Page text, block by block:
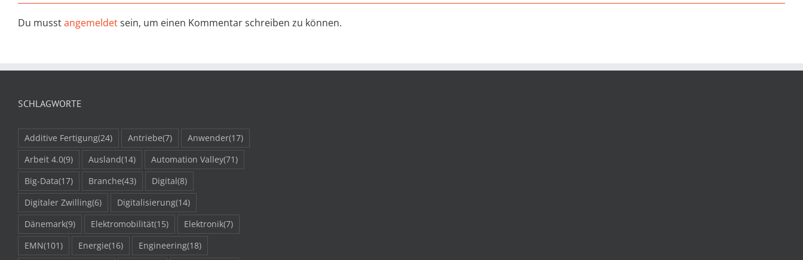
Du musstangemeldetsein, um einen Kommentar schreiben zu können.
SCHLAGWORTE
Additive Fertigung(24) Antriebe(7) Anwender(17)
Arbeit 4.0(9) Ausland(14) Automation Valley(71)
Big-Data(17) Branche(43) Digital(8)
Digitaler Zwilling(6) Digitalisierung(14)
Dänemark(9) Elektromobilität(15) Elektronik(7)
EMN(101) Energie(16) Engineering(18)